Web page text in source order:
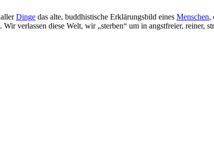
Dinge das alte, buddhistische Erklärungsbild eines Menschen,
verlassen diese Welt, wir „sterben“ um in angstfreier, reiner,